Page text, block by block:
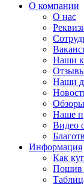
О компании
О нас
Наши
Наши
Наше
Видео
Информация
Как
Пошив